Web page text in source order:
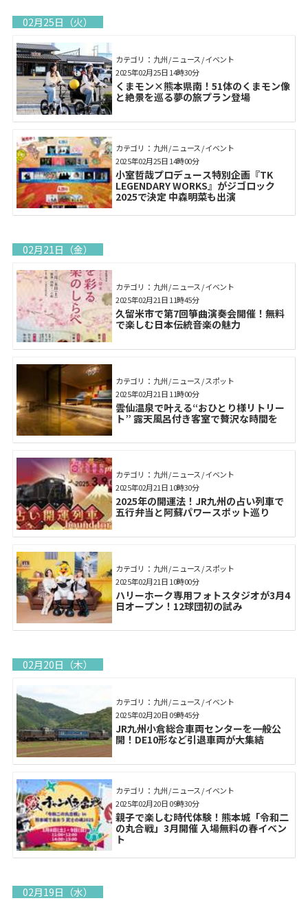
02月25日（火）
カテゴリ： 九州 / ニュース / イベント
くまモン×熊本県南！51体のくまモン像
と絶景を巡る夢の旅プラン登場
2025年02月25日 14時30分
カテゴリ： 九州 / ニュース / イベント
小室哲哉プロデュース特別企画『TK
LEGENDARY WORKS』がジゴロック
2025で決定 中森明菜も出演
2025年02月25日 14時00分
02月21日（金）
カテゴリ： 九州 / ニュース / イベント
久留米市で第7回箏曲演奏会開催！無料
で楽しむ日本伝統音楽の魅力
2025年02月21日 11時45分
カテゴリ： 九州 / ニュース / スポット
雲仙温泉で叶える“おひとり様リトリー
ト” 露天風呂付き客室で贅沢な時間を
2025年02月21日 11時00分
カテゴリ： 九州 / ニュース / イベント
2025年の開運法！JR九州の占い列車で
五行弁当と阿蘇パワースポット巡り
2025年02月21日 10時30分
カテゴリ： 九州 / ニュース / スポット
ハリーホーク専用フォトスタジオが3月4
日オープン！12球団初の試み
2025年02月21日 10時00分
02月20日（木）
カテゴリ： 九州 / ニュース / イベント
JR九州小倉総合車両センターを一般公
開！DE10形など引退車両が大集結
2025年02月20日 09時45分
カテゴリ： 九州 / ニュース / イベント
親子で楽しむ時代体験！熊本城「令和二
の丸合戦」3月開催 入場無料の春イベン
ト
2025年02月20日 09時30分
02月19日（水）